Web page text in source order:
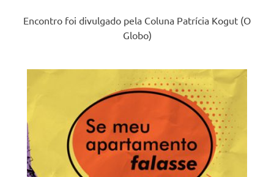
Encontro foi divulgado pela Coluna Patrícia Kogut (O
Globo)